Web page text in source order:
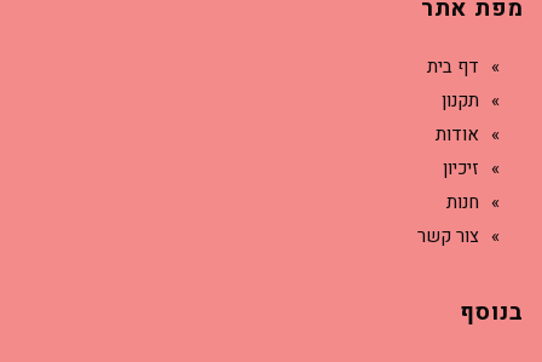
מפת אתר
דף בית
תקנון
אודות
זיכיון
חנות
צור קשר
בנוסף